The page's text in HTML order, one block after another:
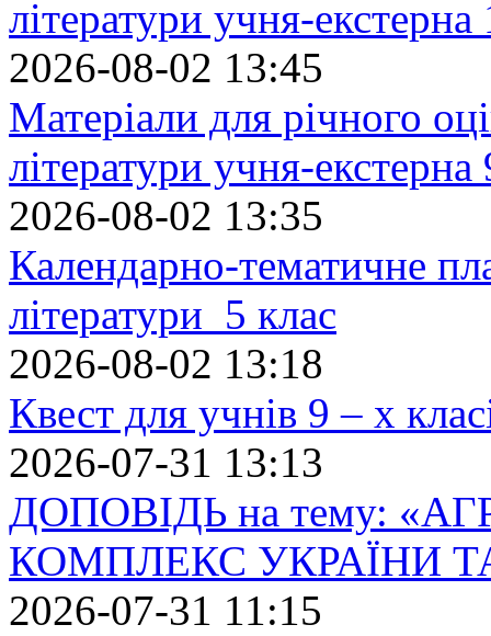
літератури учня-екстерна
2026-08-02 13:45
Матеріали для річного
літератури учня-екстерна
2026-08-02 13:35
Календарно-тематичне
літератури 5 клас
2026-08-02 13:18
Квест для учнів 9 – х
2026-07-31 13:13
ДОПОВІДЬ на тему:
КОМПЛЕКС УКРАЇНИ
2026-07-31 11:15